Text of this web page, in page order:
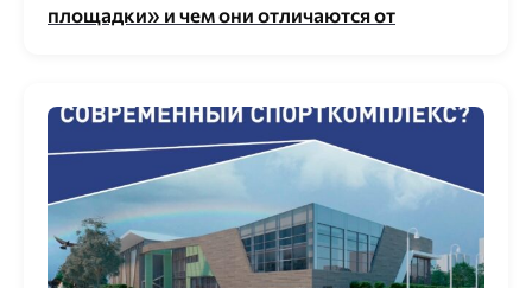
площадки» и чем они отличаются от